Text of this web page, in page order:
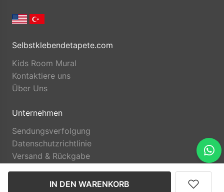
IN DEN WARENKORB
Selbstklebendetapete.com
Kids Room Mural
Kontaktiere uns
Über Uns
Unternehmen
Sendungsverfolgung
Datenschutzrichtlinie
Versand & Rückgabe